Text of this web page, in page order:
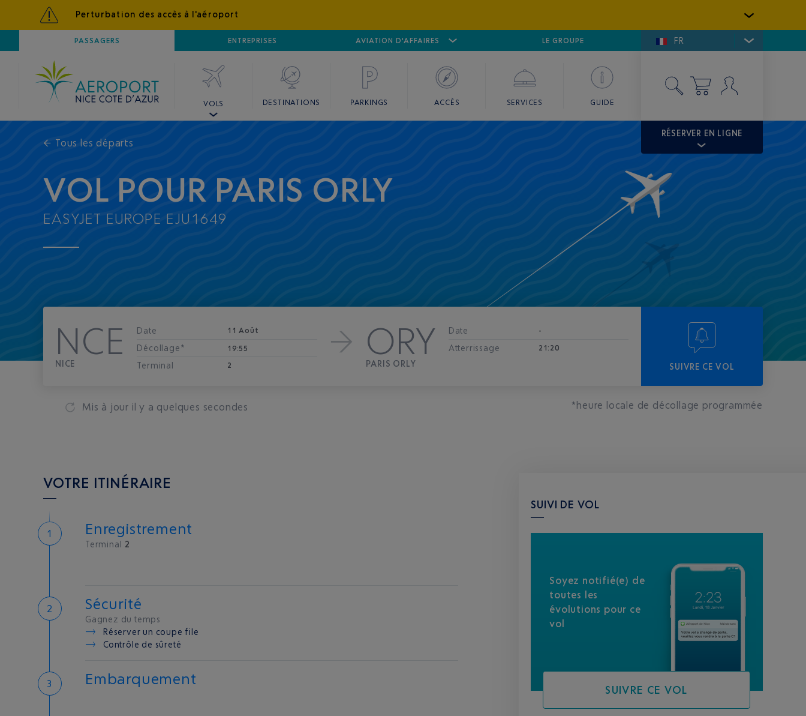
Perturbation des accès à l'aéroport
PASSAGERS ENTREPRISES AVIATION D'AFFAIRES
AÉROPORTNICE CÔTE D'AZUR AÉROPORT CANNES MANDELIEU GOLFE DE SAINT-TROPEZ
LE GROUPE FR
VOLS DESTINATIONS PARKINGS ACCÈS SERVICES GUIDE
RÉSERVER EN LIGNE
← Tous les départs
VOL POUR PARIS ORLY
EASYJET EUROPE EJU1649
NCE
NICE
Date 11 Août
Décollage* 19:55
Terminal 2
ORY
PARIS ORLY
Date -
Atterrissage 21:20
SUIVRE CE VOL
Mis à jour il y a quelques secondes *heure locale de décollage programmée
VOTRE ITINÉRAIRE
Enregistrement
Terminal 2
Sécurité
Gagnez du temps
Réserver un coupe file
Contrôle de sûreté
Embarquement
SUIVI DE VOL
Soyez notifié(e) de
toutes les
évolutions pour ce
vol
SUIVRE CE VOL